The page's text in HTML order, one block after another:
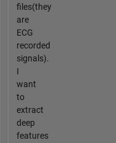
files(they
are
ECG
recorded
signals).
I
want
to
extract
deep
features